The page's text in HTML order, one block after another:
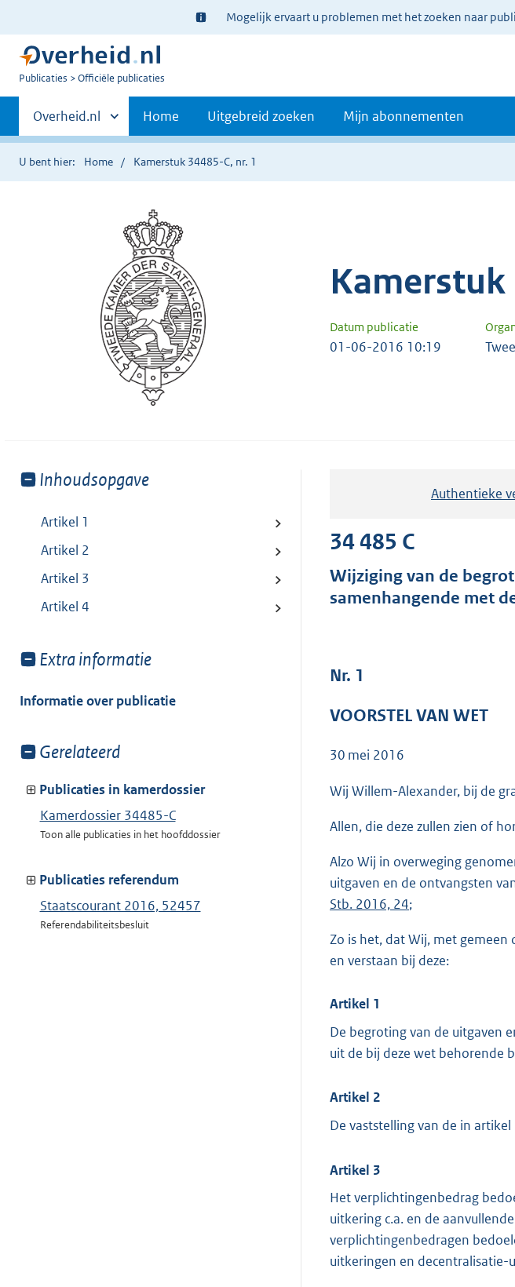
Ter
informatie:
Mogelijk ervaart u problemen met het zoeken naar
U
Publicaties Officiële publicaties
Primaire
navigatie
Andere
sites
binnen
Overheid.nl Home Uitgebreid zoeken Mijn abonnementen
U bent hier: Home Kamerstuk 34485-C, nr. 1
Kamerstuk
Datum publicatie
01-06-2016 10:19
Toon
van:
Inhoudsopgave
Artikel 1
Artikel 2
Artikel 3
Artikel 4
Toon
van:
Extra informatie
Informatie over publicatie
Toon
van:
Gerelateerd
Publicaties in kamerdossier
Kamerdossier 34485-C
Toon alle publicaties in het hoofddossier
Publicaties referendum
Staatscourant 2016, 52457
Referendabiliteitsbesluit
Authentieke
34 485 C
Wijziging van de
samenhangende met
Nr. 1
VOORSTEL VAN WET
30 mei 2016
Wij Willem-Alexander, bij de
Allen, die deze zullen zien of
Alzo Wij in overweging
uitgaven en de ontvangsten
Stb. 2016, 24;
Zo is het, dat Wij, met
en verstaan bij deze:
Artikel 1
De begroting van de uitgaven
uit de bij deze wet behorende
Artikel 2
De vaststelling van de in
Artikel 3
Het verplichtingenbedrag
uitkering c.a. en de
verplichtingenbedragen
uitkeringen en decentralisatie-